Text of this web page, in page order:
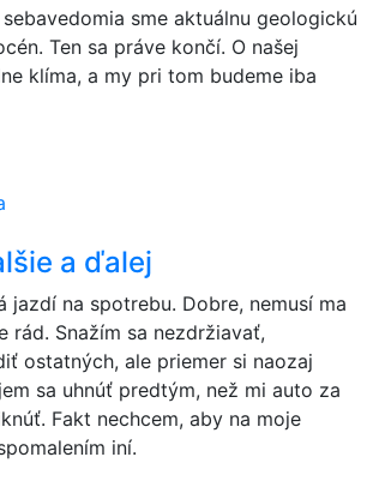
sme aktuálnu geologickú
Ten sa práve končí. O našej
klíma, a my pri tom budeme iba
a ďalej
jazdí na spotrebu. Dobre, nemusí ma
rád. Snažím sa nezdržiavať,
ostatných, ale priemer si naozaj
sa uhnúť predtým, než mi auto za
Fakt nechcem, aby na moje
iní.